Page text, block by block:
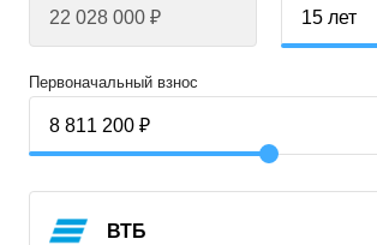
Первоначальный взнос
ВТБ